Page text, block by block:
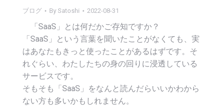
ブログ By Satoshi 2022-08-31
「SaaS」とは何だかご存知ですか？
「SaaS」という言葉を聞いたことがなくても、実
はあなたもきっと使ったことがあるはずです。そ
れぐらい、わたしたちの身の回りに浸透している
サービスです。
そもそも「SaaS」をなんと読んだらいいかわから
ない方も多いかもしれません。